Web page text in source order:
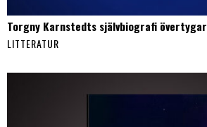
Torgny Karnstedts självbiografi övertygar
LITTERATUR